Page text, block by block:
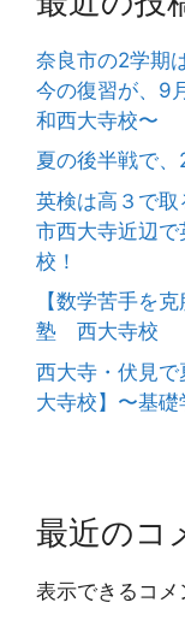
奈良市の2学期
今の復習が、9
和西大寺校〜
夏の後半戦で
英検は高３で取
市西大寺近辺
校！
【数学苦手を
塾 西大寺校
西大寺・伏見
大寺校】〜基礎
最近のコ
表示できるコメ